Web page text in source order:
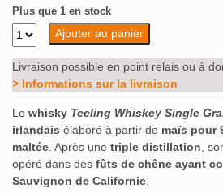
Plus que 1 en stock
Ajouter au panier
Livraison possible en point relais ou à
> Informations sur la livraison
Le whisky Teeling Whiskey Single
irlandais élaboré à partir de maïs pour
maltée . Après une triple distillation ,
opéré dans des fûts de chêne ayant
Sauvignon de Californie